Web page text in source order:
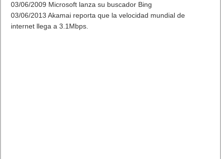
03/06/2009 Microsoft lanza su buscador Bing
03/06/2013 Akamai reporta que la velocidad mundial de
internet llega a 3.1Mbps.